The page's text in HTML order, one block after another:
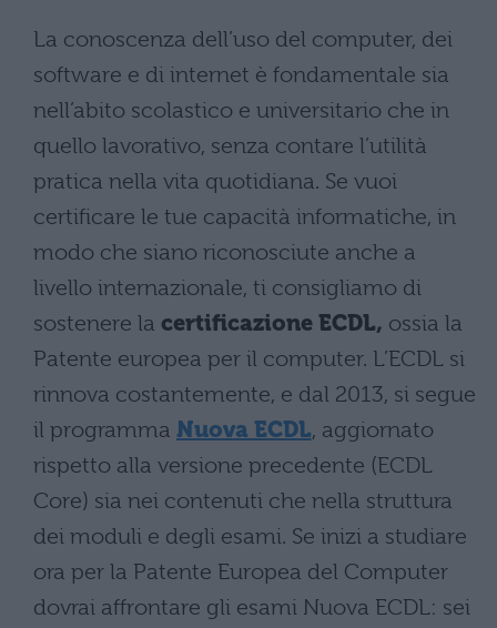
La conoscenza dell’uso del computer, dei
software e di internet è fondamentale sia
nell’abito scolastico e universitario che in
quello lavorativo, senza contare l’utilità
pratica nella vita quotidiana. Se vuoi
certificare le tue capacità informatiche, in
modo che siano riconosciute anche a
livello internazionale, ti consigliamo di
sostenere la certificazione ECDL, ossia la
Patente europea per il computer. L’ECDL si
rinnova costantemente, e dal 2013, si segue
il programma Nuova ECDL, aggiornato
rispetto alla versione precedente (ECDL
Core) sia nei contenuti che nella struttura
dei moduli e degli esami. Se inizi a studiare
ora per la Patente Europea del Computer
dovrai affrontare gli esami Nuova ECDL: sei